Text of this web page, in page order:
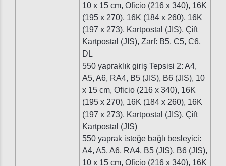
10 x 15 cm, Oficio (216 x 340), 16K
(195 x 270), 16K (184 x 260), 16K
(197 x 273), Kartpostal (JIS), Çift
Kartpostal (JIS), Zarf: B5, C5, C6,
DL
550 yapraklık giriş Tepsisi 2: A4,
A5, A6, RA4, B5 (JIS), B6 (JIS), 10
x 15 cm, Oficio (216 x 340), 16K
(195 x 270), 16K (184 x 260), 16K
(197 x 273), Kartpostal (JIS), Çift
Kartpostal (JIS)
550 yaprak isteğe bağlı besleyici:
A4, A5, A6, RA4, B5 (JIS), B6 (JIS),
10 x 15 cm, Oficio (216 x 340), 16K